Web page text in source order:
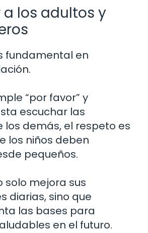
a los adultos y
fundamental en
“por favor” y
escuchar las
los demás, el respeto es
los niños deben
pequeños.
solo mejora sus
diarias, sino que
las bases para
en el futuro.